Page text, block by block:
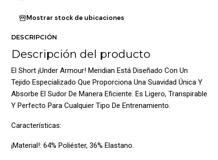
Mostrar stock de ubicaciones
DESCRIPCIÓN
Descripción del producto
El Short ¡Under Armour! Meridian Está Diseñado Con Un
Tejido Especializado Que Proporciona Una Suavidad Única Y
Absorbe El Sudor De Manera Eficiente. Es Ligero, Transpirable
Y Perfecto Para Cualquier Tipo De Entrenamiento.
Características:
¡Material!: 64% Poliéster, 36% Elastano.